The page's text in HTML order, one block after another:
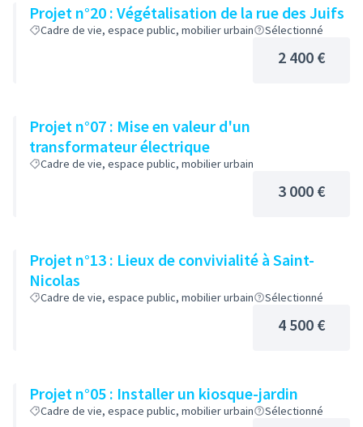
Projet n°20 : Végétalisation de la rue des Juifs
Cadre de vie, espace public, mobilier urbain Sélectionné
2 400 €
Projet n°07 : Mise en valeur d'un
transformateur électrique
Cadre de vie, espace public, mobilier urbain
3 000 €
Projet n°13 : Lieux de convivialité à Saint-
Nicolas
Cadre de vie, espace public, mobilier urbain Sélectionné
4 500 €
Projet n°05 : Installer un kiosque-jardin
Cadre de vie, espace public, mobilier urbain Sélectionné